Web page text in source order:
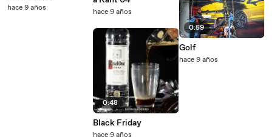
hace 9 años hace 9 años
0:48
Black Friday
0:59
Golf
hace 9 años